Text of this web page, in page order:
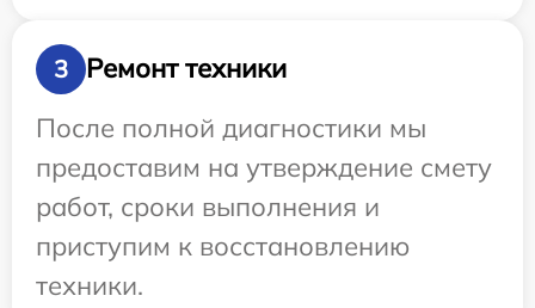
3
Ремонт техники
После полной диагностики мы
предоставим на утверждение смету
работ, сроки выполнения и
приступим к восстановлению
техники.